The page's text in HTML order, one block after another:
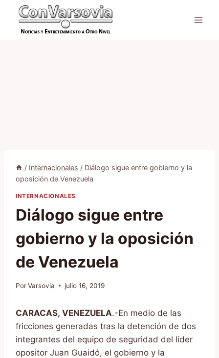
Saltar
contenido
/ Internacionales / Diálogo sigue entre gobierno y la
oposición de Venezuela
INTERNACIONALES
Diálogo sigue entre
gobierno y la oposición
de Venezuela
PorVarsovia julio 16, 2019
CARACAS, VENEZUELA.-En medio de las
fricciones generadas tras la detención de dos
integrantes del equipo de seguridad del líder
opositor Juan Guaidó, el gobierno y la